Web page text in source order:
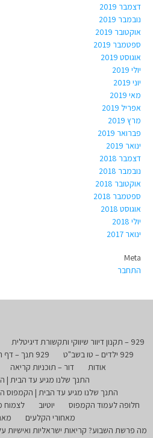
דצמבר 2019
נובמבר 2019
אוקטובר 2019
ספטמבר 2019
אוגוסט 2019
יולי 2019
יוני 2019
מאי 2019
אפריל 2019
מרץ 2019
פברואר 2019
ינואר 2019
דצמבר 2018
נובמבר 2018
אוקטובר 2018
ספטמבר 2018
אוגוסט 2018
יולי 2018
ינואר 2017
Meta
התחבר
929 – תקנון דיוור שיווקי ותקשורת דיגיטלית
929 ילדים – טו בשב"ט
929 תנך – דף הבית
אודות
דור – תוכניות קריאה
התנך שלנו מגיע עד הבית |
התנך שלנו מגיע עד הבית | הקמפוס
חלופה לעמוד הקמפוס
יוטיוב לצמוח
מאחורי הקלעים
מה פרשת השבוע? קריאות ישראליות